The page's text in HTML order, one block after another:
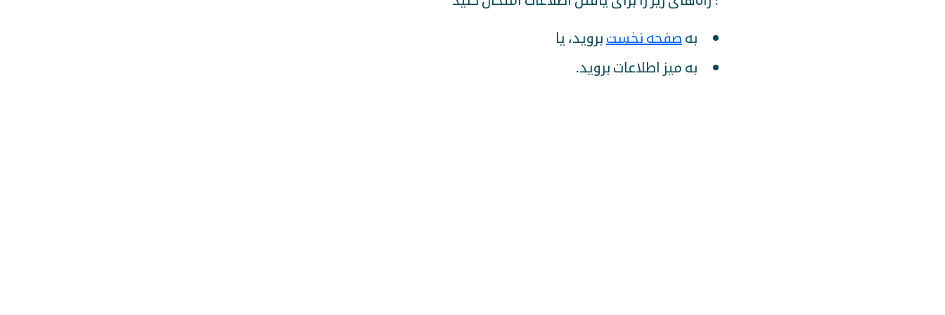
به صفحه نخست بروید، یا
به میز اطلاعات بروید.